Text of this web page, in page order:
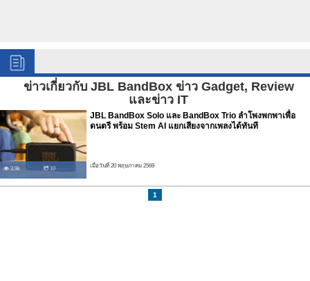
ข่าวเกี่ยวกับ JBL BandBox ข่าว Gadget, Review
และข่าว IT
3.9k 10
JBL BandBox Solo และ BandBox Trio ลำโพงพกพาเพื่อ
ดนตรี พร้อม Stem AI แยกเสียงจากเพลงได้ทันที
เมื่อวันที่ 20 พฤษภาคม 2569
1